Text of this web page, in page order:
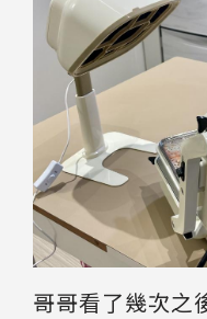
哥哥看了幾次之